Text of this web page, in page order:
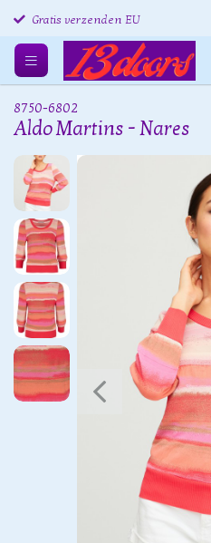
Gratis retourneren EU
8750-6802
Aldo Martins - Nares